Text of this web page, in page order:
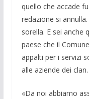
quello che accade
redazione si
sorella. E sei anche
paese che il
appalti per i servizi
alle aziende dei clan.
«Da noi abbiamo